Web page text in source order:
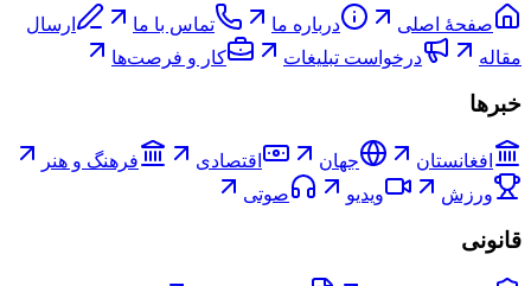
صفحۀ اصلی درباره ما تماس با ما
ارسال
مقاله
درخواست تبلیغات کار و فرصت‌ها
خبرها
افغانستان جهان اقتصادی
فرهنگ و هنر
ورزش
ویدیو صوتی
قانونی